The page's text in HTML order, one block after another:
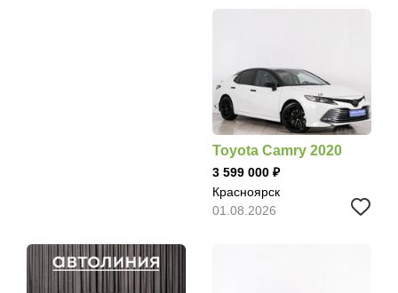
Toyota Camry 2020
3 599 000
Красноярск
01.08.2026